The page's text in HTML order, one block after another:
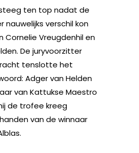
ten top nadat de
nauwelijks verschil kon
Cornelie Vreugdenhil en
De juryvoorzitter
tenslotte het
Adger van Helden
van Kattukse Maestro
de trofee kreeg
van de winnaar